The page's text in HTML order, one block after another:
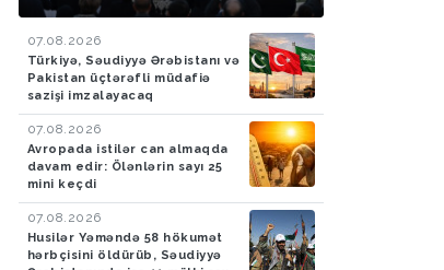
təqdimolunma mərasimi
07.08.2026
Türkiyə, Səudiyyə Ərəbistanı və
Pakistan üçtərəfli müdafiə
sazişi imzalayacaq
07.08.2026
Avropada istilər can almaqda
davam edir: Ölənlərin sayı 25
mini keçdi
07.08.2026
Husilər Yəməndə 58 hökumət
hərbçisini öldürüb, Səudiyyə